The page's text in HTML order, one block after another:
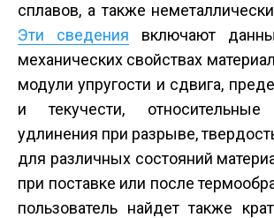
сплавов, а также
Эти сведения включают
механических свойствах
модули упругости и сдвига,
и текучести,
удлинения при разрыве,
для различных состояний
при поставке или после
пользователь найдет также